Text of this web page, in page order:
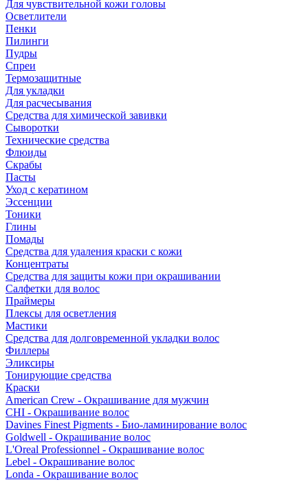
Для чувствительной кожи головы
Осветлители
Пенки
Пилинги
Пудры
Спреи
Термозащитные
Для укладки
Для расчесывания
Средства для химической завивки
Сыворотки
Технические средства
Флюиды
Скрабы
Пасты
Уход с кератином
Эссенции
Тоники
Глины
Помады
Средства для удаления краски с кожи
Концентраты
Средства для защиты кожи при окрашивании
Салфетки для волос
Праймеры
Плексы для осветления
Мастики
Средства для долговременной укладки волос
Филлеры
Эликсиры
Тонирующие средства
Краски
American Crew - Окрашивание для мужчин
CHI - Окрашивание волос
Davines Finest Pigments - Био-ламинирование волос
Goldwell - Окрашивание волос
L'Oreal Professionnel - Окрашивание волос
Lebel - Окрашивание волос
Londa - Окрашивание волос